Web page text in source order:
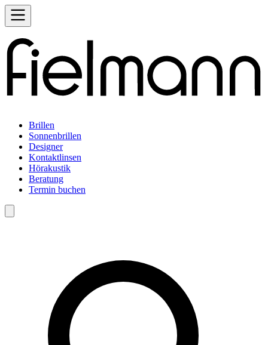
Brillen
Sonnenbrillen
Designer
Kontaktlinsen
Hörakustik
Beratung
Termin buchen